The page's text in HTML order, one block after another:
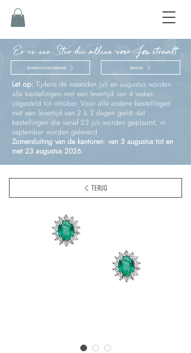
Er is een Ster die alleen voor Jou straalt
Vormsel en eerste communie Geboorte
Let op: Tijdens de maanden juli en augustus worden
alle bestellingen met een levertijd van 4 weken
uitgesteld tot oktober. Voor alle andere bestellingen
met een levertijd van 2 à 3 dagen geldt dat
bestellingen die vanaf 23 juli worden geplaatst, in
september worden geleverd.
Zomersluiting van de kantoren: van 3 augustus tot en
met 23 augustus 2026.
TERUG